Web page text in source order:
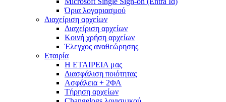
Όρια λογαριασμού
Διαχείριση αρχείων
Διαχείριση αρχείων
Κοινή χρήση αρχείων
Έλεγχος αναθεώρησης
Εταιρία
Η ΕΤΑΙΡΕΙΑ μας
Διασφάλιση ποιότητας
Ασφάλεια + 2ΦΑ
Τήρηση αρχείων